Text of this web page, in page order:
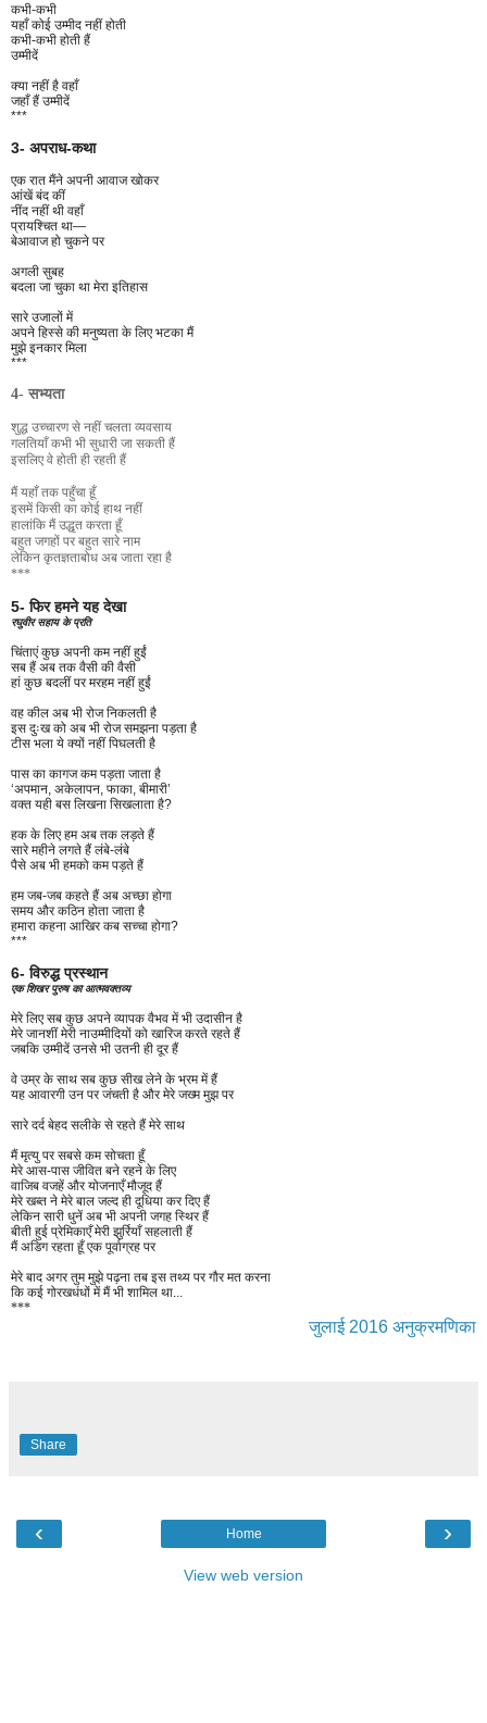
कभी-कभी
यहाँ कोई उम्मीद नहीं होती
कभी-कभी होती हैं
उम्मीदें
क्या नहीं है वहाँ
जहाँ हैं उम्मीदें
***
3- अपराध-कथा
एक रात मैंने अपनी आवाज खोकर
आंखें बंद कीं
नींद नहीं थी वहाँ
प्रायश्चित था—
बेआवाज हो चुकने पर
अगली सुबह
बदला जा चुका था मेरा इतिहास
सारे उजालों में
अपने हिस्से की मनुष्यता के लिए भटका मैं
मुझे इनकार मिला
***
4- सभ्यता
शुद्ध उच्चारण से नहीं चलता व्यवसाय
गलतियाँ कभी भी सुधारी जा सकती हैं
इसलिए वे होती ही रहती हैं
मैं यहाँ तक पहुँचा हूँ
इसमें किसी का कोई हाथ नहीं
हालांकि मैं उद्धृत करता हूँ
बहुत जगहों पर बहुत सारे नाम
लेकिन कृतज्ञताबोध अब जाता रहा है
***
5- फिर हमने यह देखा
रघुवीर सहाय के प्रति
चिंताएं कुछ अपनी कम नहीं हुईं
सब हैं अब तक वैसी की वैसी
हां कुछ बदलीं पर मरहम नहीं हुईं
वह कील अब भी रोज निकलती है
इस दुःख को अब भी रोज समझना पड़ता है
टीस भला ये क्यों नहीं पिघलती है
पास का कागज कम पड़ता जाता है
‘अपमान, अकेलापन, फाका, बीमारी’
वक्त यही बस लिखना सिखलाता है?
हक के लिए हम अब तक लड़ते हैं
सारे महीने लगते हैं लंबे-लंबे
पैसे अब भी हमको कम पड़ते हैं
हम जब-जब कहते हैं अब अच्छा होगा
समय और कठिन होता जाता है
हमारा कहना आखिर कब सच्चा होगा?
***
6- विरुद्ध प्रस्थान
एक शिखर पुरुष का आत्मवक्तव्य
मेरे लिए सब कुछ अपने व्यापक वैभव में भी उदासीन है
मेरे जानशीं मेरी नाउम्मीदियों को खारिज करते रहते हैं
जबकि उम्मीदें उनसे भी उतनी ही दूर हैं
वे उम्र के साथ सब कुछ सीख लेने के भ्रम में हैं
यह आवारगी उन पर जंचती है और मेरे जख्म मुझ पर
सारे दर्द बेहद सलीके से रहते हैं मेरे साथ
मैं मृत्यु पर सबसे कम सोचता हूँ
मेरे आस-पास जीवित बने रहने के लिए
वाजिब वजहें और योजनाएँ मौजूद हैं
मेरे खब्त ने मेरे बाल जल्द ही दूधिया कर दिए हैं
लेकिन सारी धुनें अब भी अपनी जगह स्थिर हैं
बीती हुई प्रेमिकाएँ मेरी झुर्रियाँ सहलाती हैं
मैं अडिग रहता हूँ एक पूर्वाग्रह पर
मेरे बाद अगर तुम मुझे पढ़ना तब इस तथ्य पर गौर मत करना
कि कई गोरखधंधों में मैं भी शामिल था...
***
जुलाई 2016 अनुक्रमणिका
Share
‹ ›
Home
View web version